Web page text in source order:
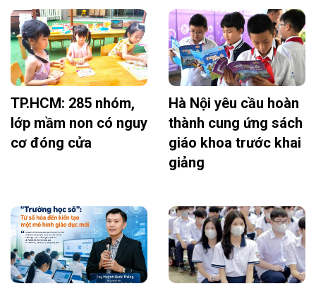
TP.HCM: 285 nhóm,
lớp mầm non có nguy
cơ đóng cửa
Hà Nội yêu cầu hoàn
thành cung ứng sách
giáo khoa trước khai
giảng